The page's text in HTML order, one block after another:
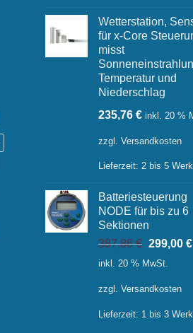
Wetterstation,
für x-Core
misst
Temperatur und
Niederschlag
235,76 € inkl. 20 %
zzgl. Versandkosten
Lieferzeit: 2 bis 5
Batteriesteuerung
NODE für bis zu 6
Sektionen
387,86€
Preis
387,86 €
299,00 €
inkl. 20 % MwSt.
zzgl. Versandkosten
Lieferzeit: 1 bis 3